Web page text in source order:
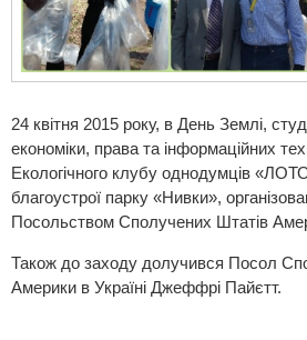
24 квітня 2015 року, в День Землі,
економіки, права та інформаційних
Екологічного клубу однодумців
благоустрої парку «Нивки»,
Посольством Сполучених Штатів
Також до заходу долучився Посол
Америки в Україні Джеффрі Пайєтт.